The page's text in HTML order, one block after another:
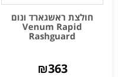
חולצת ראשגארד ונום
Venum Rapid
Rashguard
₪363